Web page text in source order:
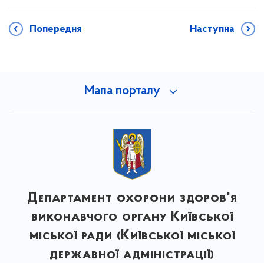
Попередня Наступна
Мапа порталу
Департамент охорони здоров'я
виконавчого органу Київської
міської ради (Київської міської
державної адміністрації)